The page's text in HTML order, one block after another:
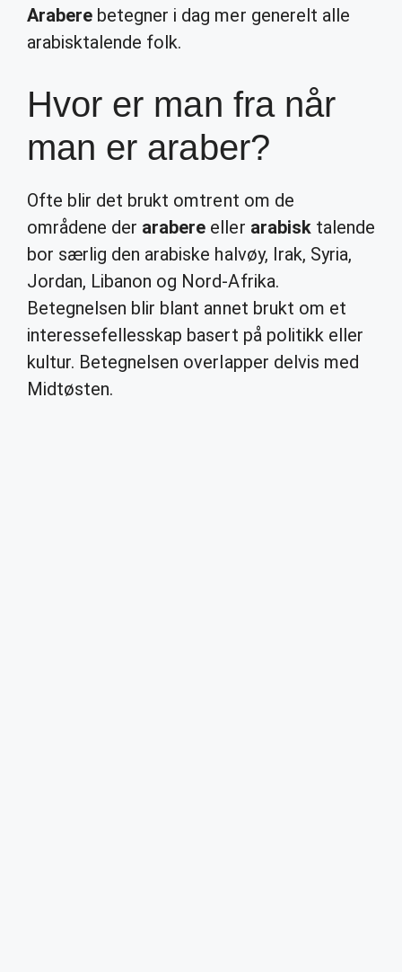
Arabere betegner i dag mer generelt alle
arabisktalende folk.
Hvor er man fra når
man er araber?
Ofte blir det brukt omtrent om de
områdene der arabere eller arabisktalende
bor særlig den arabiske halvøy, Irak, Syria,
Jordan, Libanon og Nord-Afrika.
Betegnelsen blir blant annet brukt om et
interessefellesskap basert på politikk eller
kultur. Betegnelsen overlapper delvis med
Midtøsten.